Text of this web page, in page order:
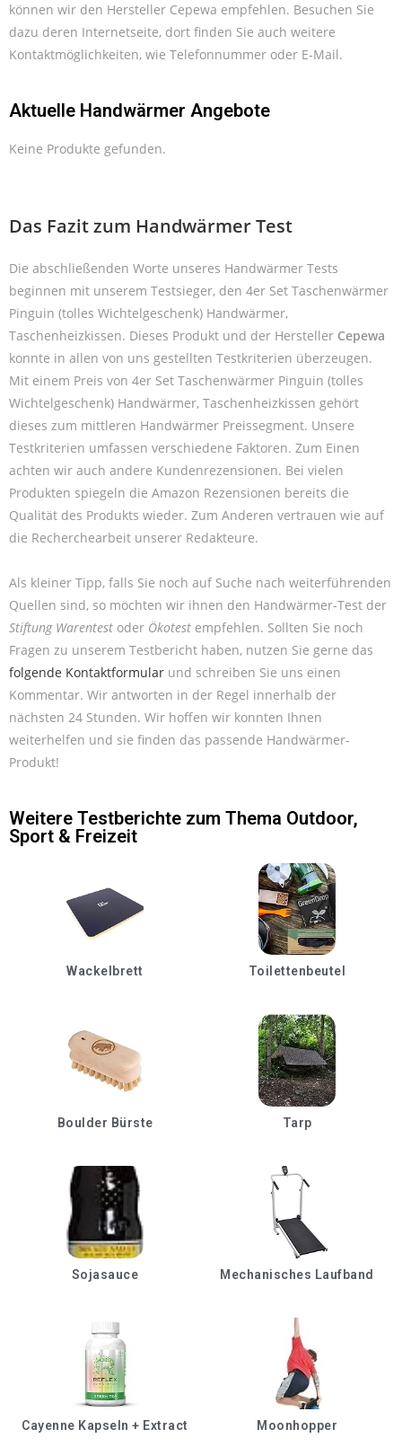
können wir den Hersteller Cepewa empfehlen. Besuchen Sie
dazu deren Internetseite, dort finden Sie auch weitere
Kontaktmöglichkeiten, wie Telefonnummer oder E-Mail.
Aktuelle Handwärmer Angebote
Keine Produkte gefunden.
Das Fazit zum Handwärmer Test
Die abschließenden Worte unseres Handwärmer Tests
beginnen mit unserem Testsieger, den 4er Set Taschenwärmer
Pinguin (tolles Wichtelgeschenk) Handwärmer,
Taschenheizkissen. Dieses Produkt und der Hersteller Cepewa
konnte in allen von uns gestellten Testkriterien überzeugen.
Mit einem Preis von 4er Set Taschenwärmer Pinguin (tolles
Wichtelgeschenk) Handwärmer, Taschenheizkissen gehört
dieses zum mittleren Handwärmer Preissegment. Unsere
Testkriterien umfassen verschiedene Faktoren. Zum Einen
achten wir auch andere Kundenrezensionen. Bei vielen
Produkten spiegeln die Amazon Rezensionen bereits die
Qualität des Produkts wieder. Zum Anderen vertrauen wie auf
die Recherchearbeit unserer Redakteure.
Als kleiner Tipp, falls Sie noch auf Suche nach weiterführenden
Quellen sind, so möchten wir ihnen den Handwärmer-Test der
Stiftung Warentest oder Ökotest empfehlen. Sollten Sie noch
Fragen zu unserem Testbericht haben, nutzen Sie gerne das
folgende Kontaktformular und schreiben Sie uns einen
Kommentar. Wir antworten in der Regel innerhalb der
nächsten 24 Stunden. Wir hoffen wir konnten Ihnen
weiterhelfen und sie finden das passende Handwärmer-
Produkt!
Weitere Testberichte zum Thema Outdoor,
Sport & Freizeit
Wackelbrett Toilettenbeutel
Boulder Bürste Tarp
Sojasauce Mechanisches Laufband
Cayenne Kapseln + Extract Moonhopper